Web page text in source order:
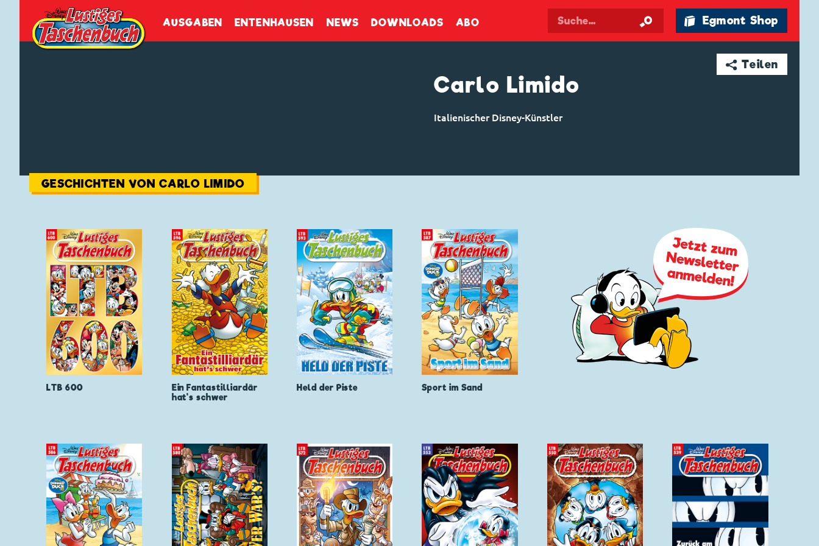
AUSGABEN ENTENHAUSEN NEWS DOWNLOADS ABO 🛍 Egmont Shop
➦ Teilen
Carlo Limido
Italienischer Disney-Künstler
GESCHICHTEN VON CARLO LIMIDO
LTB 600
Ein Fantastilliardär
hat's schwer
Held der Piste Sport im Sand